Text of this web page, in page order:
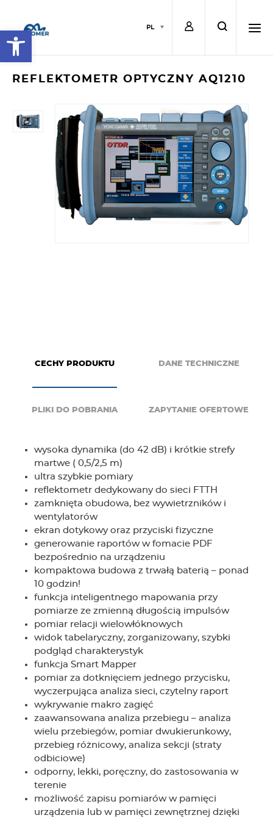
Open toolbar PL
i
n
r
c
h
CECHY PRODUKTU DANE TECHNICZNE
PLIKI DO POBRANIA ZAPYTANIE OFERTOWE
wysoka dynamika (do 42 dB) i krótkie strefy
martwe ( 0,5/2,5 m)
ultra szybkie pomiary
reflektometr dedykowany do sieci FTTH
zamknięta obudowa, bez wywietrzników i
wentylatorów
ekran dotykowy oraz przyciski fizyczne
generowanie raportów w fomacie PDF
bezpośrednio na urządzeniu
kompaktowa budowa z trwałą baterią – ponad
10 godzin!
funkcja inteligentnego mapowania przy
pomiarze ze zmienną długością impulsów
pomiar relacji wielowłóknowych
widok tabelaryczny, zorganizowany, szybki
podgląd charakterystyk
funkcja Smart Mapper
pomiar za dotknięciem jednego przycisku,
wyczerpująca analiza sieci, czytelny raport
wykrywanie makro zagięć
zaawansowana analiza przebiegu – analiza
wielu przebiegów, pomiar dwukierunkowy,
przebieg różnicowy, analiza sekcji (straty
odbiciowe)
odporny, lekki, poręczny, do zastosowania w
terenie
możliwość zapisu pomiarów w pamięci
urządzenia lub w pamięci zewnętrznej dzięki
REFLEKTOMETR OPTYCZNY AQ1210